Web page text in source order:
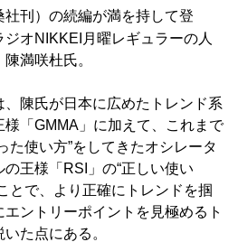
社刊）の続編が満を持して登
オNIKKEI月曜レギュラーの人
満咲杜氏。
陳氏が日本に広めたトレンド系
様「GMMA」に加えて、これまで
た使い方”をしてきたオシレータ
王様「RSI」の“正しい使い
とで、より正確にトレンドを掴
ントリーポイントを見極めるト
た点にある。